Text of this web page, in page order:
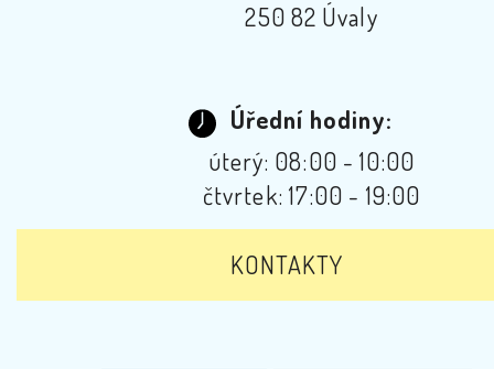
250 82 Úvaly
Úřední hodiny:
úterý: 08:00 - 10:00
čtvrtek: 17:00 - 19:00
KONTAKTY